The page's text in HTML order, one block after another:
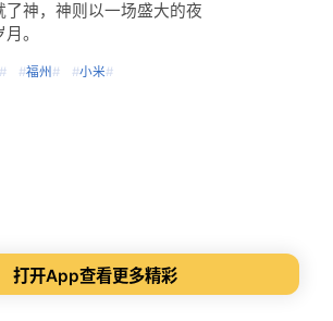
了神，神则以一场盛大的夜
。
# #福州 # #小米#
打开App查看更多精彩